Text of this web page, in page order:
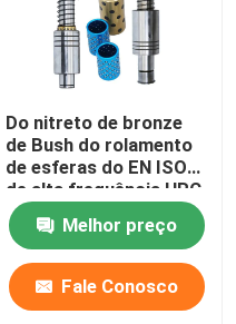
Do nitreto de bronze
de Bush do rolamento
de esferas do EN ISO
de alta frequência HRC
60+/-2
Melhor preço
Fale Conosco